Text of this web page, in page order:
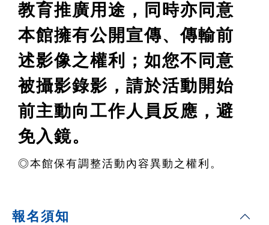
教育推廣用途，同時亦同意
本館擁有公開宣傳、傳輸前
述影像之權利
；如您不同意
被攝影錄影，請於活動開始
前主動向工作人員反應，避
免入鏡。
◎本館保有調整活動內容異動之權利。
報名須知